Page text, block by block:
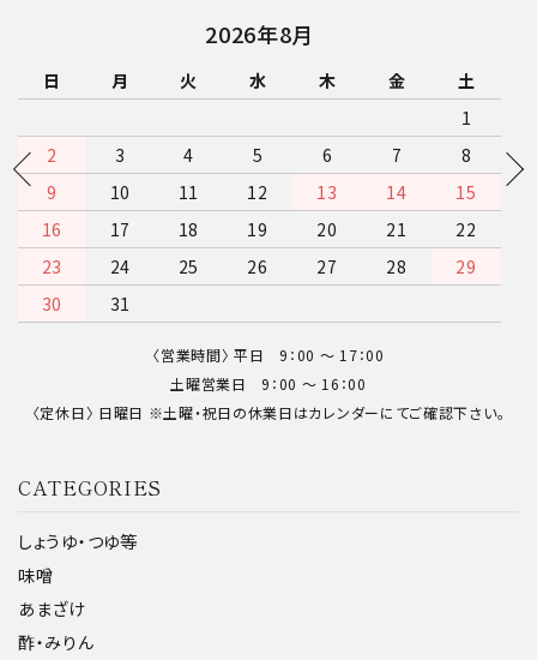
CATEGORIES
しょうゆ・つゆ等
味噌
あまざけ
酢・みりん
2026年9月
日 月 火 水 木 金
土
5
6
7 8 9 10 11
12
13
14 15 16 17 18
19
20
21 22 23 24 25
26
27
28 29 30
〈営業時間〉 平日 9：00 〜 17：00
土曜営業日 9：00 〜 16：00
〈定休日〉 日曜日 ※土曜・祝日の休業日はカレンダーにてご確認下さい。